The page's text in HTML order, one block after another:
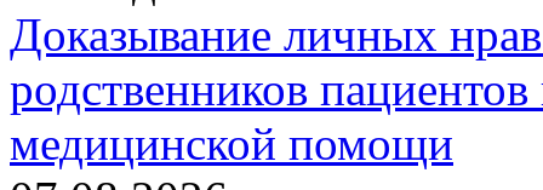
Доказывание личных
родственников
медицинской помощи